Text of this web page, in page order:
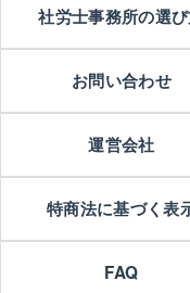
社労士事務所の選
お問い合わせ
運営会社
特商法に基づく表
FAQ